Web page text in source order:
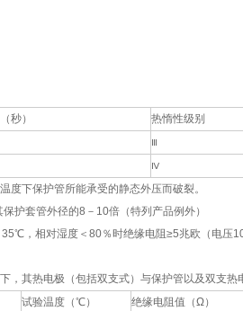
秒） 热惰性级别
Ⅲ
Ⅳ
下保护管所能承受的静态外压而破裂。
护套管外径的8－10倍（特列产品例外）
，相对湿度＜80％时绝缘电阻≥5兆欧（电压
其热电极（包括双支式）与保护管以及双支热
试验温度（℃）
绝缘电阻值（Ω）